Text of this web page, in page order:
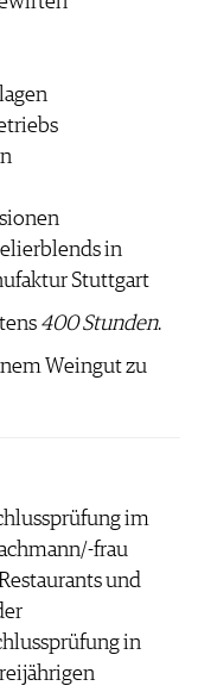
in
Stuttgart
400 Stunden.
Weingut zu
im
frau
und
in